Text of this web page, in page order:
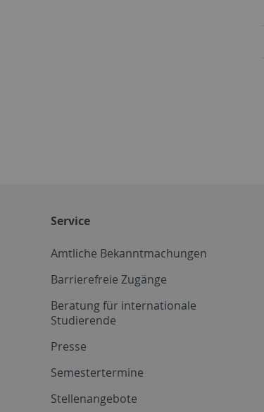
Service
Amtliche Bekanntmachungen
Barrierefreie Zugänge
Beratung für internationale
Studierende
Presse
Semestertermine
Stellenangebote